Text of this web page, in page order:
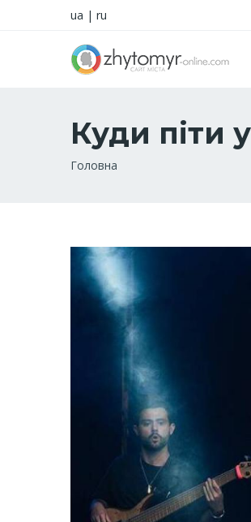
ua | ru
Куди піти
Рядок
Головна